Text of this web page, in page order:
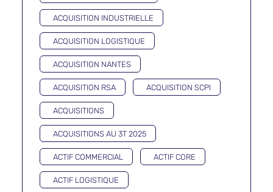
ACQUISITION INDUSTRIELLE
ACQUISITION LOGISTIQUE
ACQUISITION NANTES
ACQUISITION RSA ACQUISITION SCPI
ACQUISITIONS
ACQUISITIONS AU 3T 2025
ACTIF COMMERCIAL ACTIF CORE
ACTIF LOGISTIQUE